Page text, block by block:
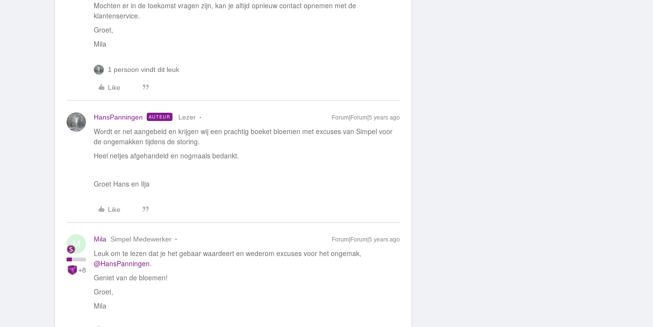
Mochten er in de toekomst vragen zijn, kan je altijd opnieuw contact opnemen met de
klantenservice.
Groet,
Mila
1 persoon vindt dit leuk
Like
HansPanningen AUTEUR Lezer Forum|Forum|5 years ago
Wordt er net aangebeld en krijgen wij een prachtig boeket bloemen met excuses van Simpel voor
de ongemakken tijdens de storing.
Heel netjes afgehandeld en nogmaals bedankt.
Groet Hans en Ilja
Like
M
+8
Mila Simpel Medewerker Forum|Forum|5 years ago
Leuk om te lezen dat je het gebaar waardeert en wederom excuses voor het ongemak,
@HansPanningen.
Geniet van de bloemen!
Groet,
Mila